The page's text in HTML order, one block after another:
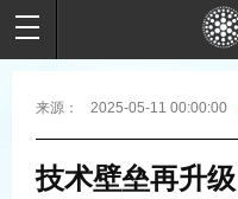
来源： 2025-05-11 00:00:00
技术壁垒再升